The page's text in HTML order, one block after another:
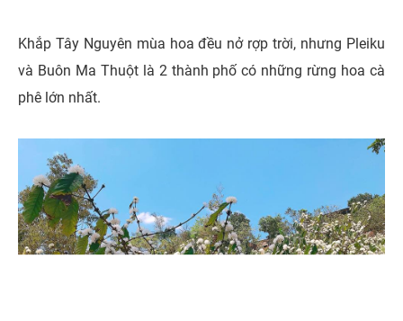
Khắp Tây Nguyên mùa hoa đều nở rợp trời, nhưng Pleiku
và Buôn Ma Thuột là 2 thành phố có những rừng hoa cà
phê lớn nhất.